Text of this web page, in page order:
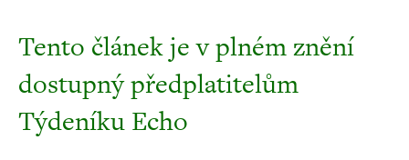
Tento článek je v plném znění
dostupný předplatitelům
Týdeníku Echo